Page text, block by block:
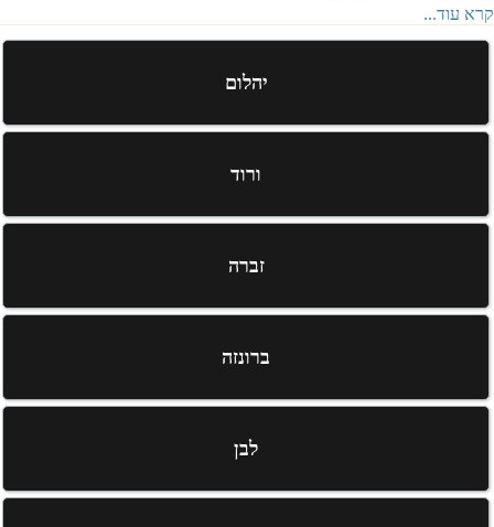
קרא עוד...
יהלום
ורוד
זברה
ברונזה
לבן